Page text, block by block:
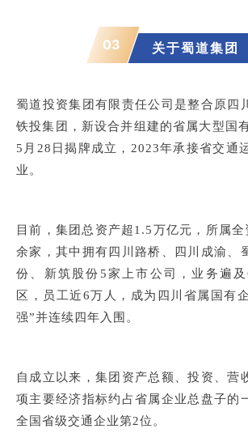
03 关于蜀道集团
蜀道投资集团有限责任公司是整合原四
铁投集团，新设合并组建的省属大型国
5月28日揭牌成立，2023年承接省交通
业。
目前，集团总资产超1.5万亿元，所属
余家，其中拥有四川路桥、四川成渝、
份、新筑股份5家上市公司，业务遍
区，员工近6万人，成为四川省属国有
强”并连续四年入围。
自成立以来，集团资产总额、投资、营
项主要经济指标约占省属企业总盘子的
全国省级交通企业第2位。